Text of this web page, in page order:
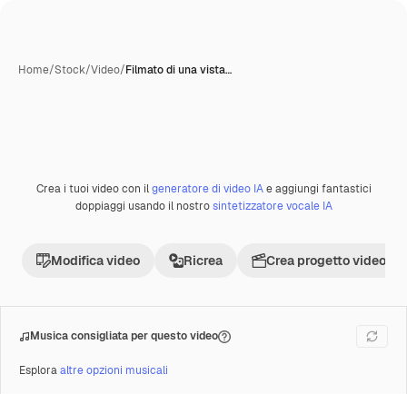
Home/Stock/Video/Filmato di una vista…
Premium
Crea i tuoi video con ilgeneratore di video IAe aggiungi fantastici
doppiaggi usando il nostrosintetizzatore vocale IA
Modifica video Ricrea Crea progetto video
Musica consigliata per questo video
Esploraaltre opzioni musicali